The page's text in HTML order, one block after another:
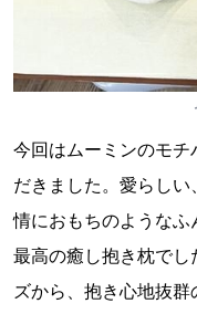
今回はムーミンのモ
だきました。愛らし
情におもちのような
最高の癒し抱き枕でし
ズから、抱き心地抜